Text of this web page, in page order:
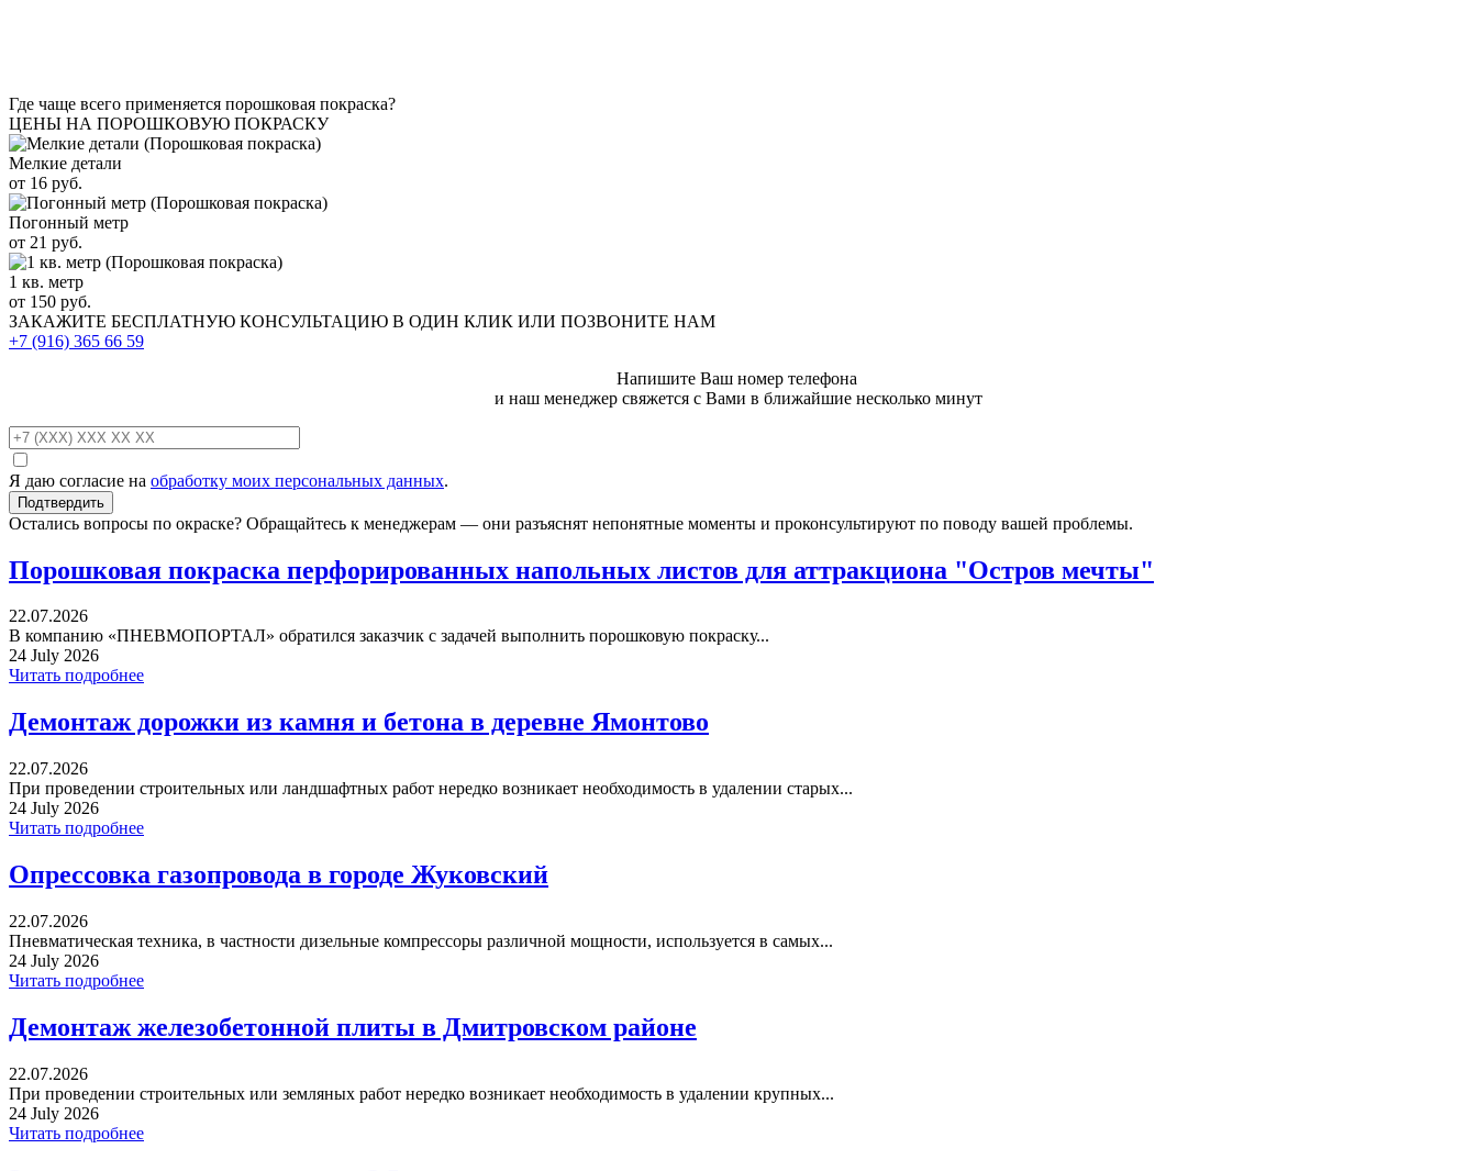
Где чаще всего применяется порошковая покраска?
ЦЕНЫ НА ПОРОШКОВУЮ ПОКРАСКУ
Мелкие детали
от 16 руб.
Погонный метр
от 21 руб.
1 кв. метр
от 150 руб.
ЗАКАЖИТЕ БЕСПЛАТНУЮ КОНСУЛЬТАЦИЮ В ОДИН КЛИК ИЛИ ПОЗВОНИТЕ НАМ
+7 (916) 365 66 59
Напишите Ваш номер телефона
и наш менеджер свяжется с Вами в ближайшие несколько минут
Я даю согласие на обработку моих персональных данных.
Остались вопросы по окраске? Обращайтесь к менеджерам — они разъяснят непонятные моменты и проконсультируют по поводу вашей проблемы.
Порошковая покраска перфорированных напольных листов для аттракциона "Остров мечты"
22.07.2026
В компанию «ПНЕВМОПОРТАЛ» обратился заказчик с задачей выполнить порошковую покраску...
24 July 2026
Читать подробнее
Демонтаж дорожки из камня и бетона в деревне Ямонтово
22.07.2026
При проведении строительных или ландшафтных работ нередко возникает необходимость в удалении старых...
24 July 2026
Читать подробнее
Опрессовка газопровода в городе Жуковский
22.07.2026
Пневматическая техника, в частности дизельные компрессоры различной мощности, используется в самых...
24 July 2026
Читать подробнее
Демонтаж железобетонной плиты в Дмитровском районе
22.07.2026
При проведении строительных или земляных работ нередко возникает необходимость в удалении крупных...
24 July 2026
Читать подробнее